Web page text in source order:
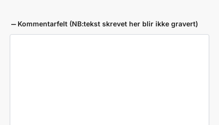
Kommentarfelt (NB:tekst skrevet her blir ikke gravert)